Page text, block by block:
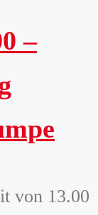
–
von 13.00